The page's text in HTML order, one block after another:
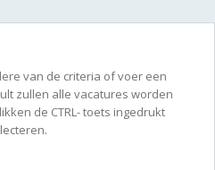
van de criteria of voer een
zullen alle vacatures worden
de CTRL- toets ingedrukt